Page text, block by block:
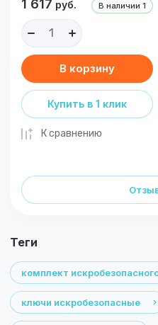
В наличии 1
1 617 руб.
В корзину
Купить в 1 клик
К сравнению
теги
комплект
ключи искробезопасные